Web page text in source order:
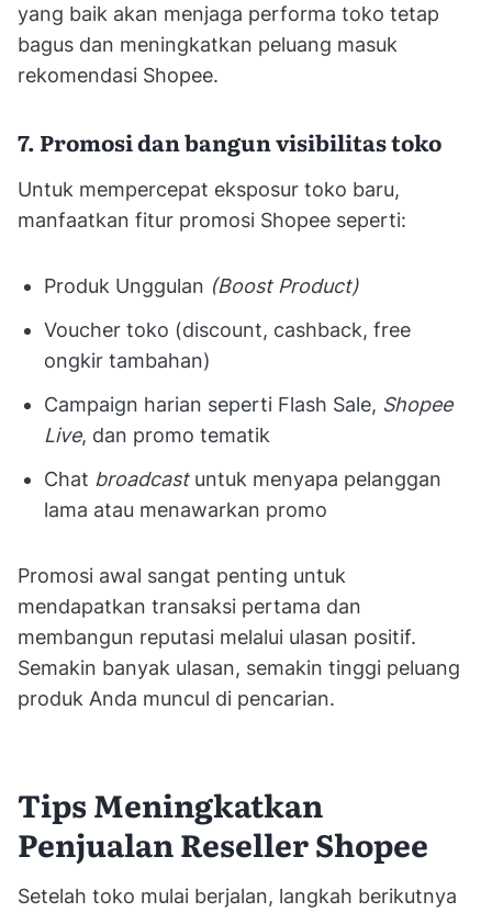
yang baik akan menjaga performa toko tetap
bagus dan meningkatkan peluang masuk
rekomendasi Shopee.
7. Promosi dan bangun visibilitas toko
Untuk mempercepat eksposur toko baru,
manfaatkan fitur promosi Shopee seperti:
Produk Unggulan (Boost Product)
Voucher toko (discount, cashback, free
ongkir tambahan)
Campaign harian seperti Flash Sale, Shopee
Live, dan promo tematik
Chat broadcastuntuk menyapa pelanggan
lama atau menawarkan promo
Promosi awal sangat penting untuk
mendapatkan transaksi pertama dan
membangun reputasi melalui ulasan positif.
Semakin banyak ulasan, semakin tinggi peluang
produk Anda muncul di pencarian.
Tips Meningkatkan
Penjualan Reseller Shopee
Setelah toko mulai berjalan, langkah berikutnya